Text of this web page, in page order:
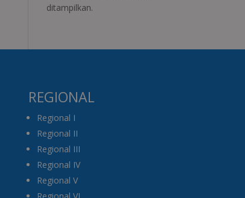
ditampilkan.
REGIONAL
Regional I
Regional II
Regional III
Regional IV
Regional V